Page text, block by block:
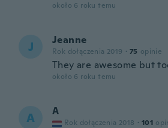
około 6 roku temu
J Jeanne
Rok dołączenia 2019 · 75 opinie
They are awesome but
około 6 roku temu
A A
Rok dołączenia 2018 · 101